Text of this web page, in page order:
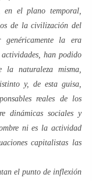
el plano temporal,
de la civilización del
la era
han podido
la naturaleza misma,
y, de esta guisa,
reales de los
dinámicas sociales y
ni es la actividad
capitalistas las
el punto de inflexión